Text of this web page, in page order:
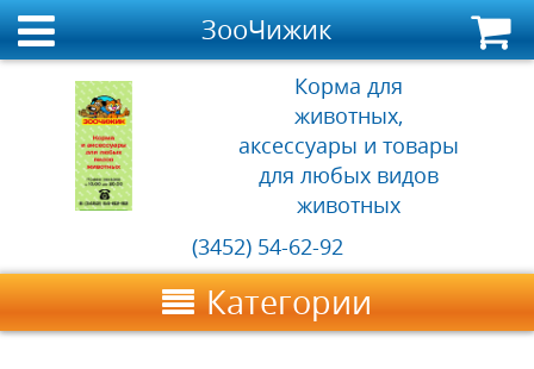
ЗооЧижик
Корма для
животных,
аксессуары и товары
для любых видов
животных
(3452) 54-62-92
Категории